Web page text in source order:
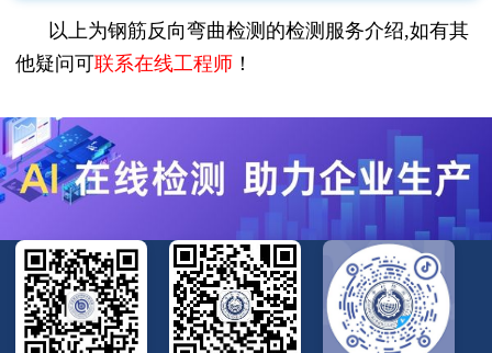
以上为钢筋反向弯曲检测的检测服务介绍,如有其
他疑问可联系在线工程师 ！